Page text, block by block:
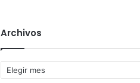
Archivos
Archivos